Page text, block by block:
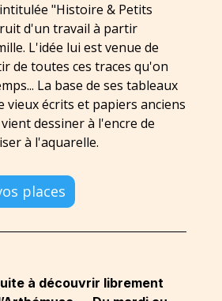
"Histoire & Petits
d'un travail à partir
L'idée lui est venue de
de toutes ces traces qu'on
La base de ses tableaux
vieux écrits et papiers anciens
dessiner à l'encre de
à l'aquarelle.
places
à découvrir librement